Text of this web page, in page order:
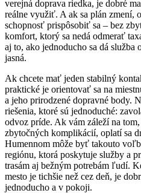
verejná doprava riedka, je dobré
reálne využiť. A ak sa plán zmení,
schopnosť prispôsobiť sa – bez
komfort, ktorý sa nedá odmerať
aj to, ako jednoducho sa dá
jasná.
Ak chcete mať jeden stabilný
praktické je orientovať sa na
a jeho prirodzené dopravné body.
riešenia, ktoré sú jednoduché:
odvoz príde. Ak vám záleží na
zbytočných komplikácií, oplatí sa
Humennom môže byť takouto
regiónu, ktorá poskytuje služby a
trasám aj bežným potrebám ľudí.
mesto je tichšie než cez deň, je
jednoducho a v pokoji.